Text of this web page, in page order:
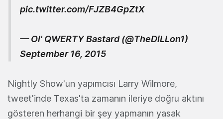
pic.twitter.com/FJZB4GpZtX
— Ol' QWERTY Bastard (@TheDiLLon1)
September 16, 2015
Nightly Show'un yapımcısı Larry Wilmore,
tweet'inde Texas'ta zamanın ileriye doğru aktını
gösteren herhangi bir şey yapmanın yasak